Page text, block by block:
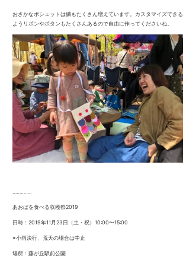
おさかなポシェットは鱗もたくさん増えています。カスタマイズできる
ようリボンやボタンもたくさんあるので自由に作ってくださいね。
あおばを食べる収穫祭2019
日時：2019年11月23日（土・祝）10:00〜15:00
※小雨決行、荒天の場合は中止
場所：藤が丘駅前公園